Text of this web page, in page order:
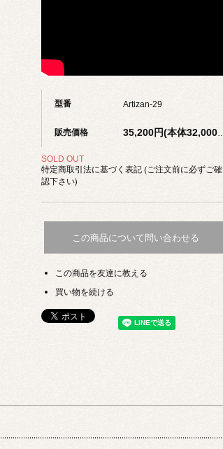
型番 Artizan-29
販売価格
SOLD OUT
特定商取引法に基づく表記 (ご注文前に必ずご確
認下さい)
この商品について問い合わせる
この商品を友達に教える
買い物を続ける